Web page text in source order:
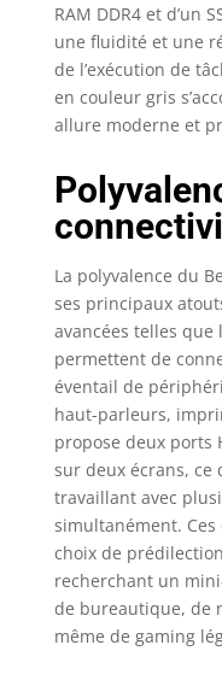
RAM DDR4 et d’un
une fluidité et une
de l’exécution de
en couleur gris
allure moderne et
La polyvalence du
ses principaux
avancées telles que
permettent de
éventail de
haut-parleurs,
propose deux ports
sur deux écrans,
travaillant avec
simultanément.
choix de
recherchant un
de bureautique, de
même de gaming